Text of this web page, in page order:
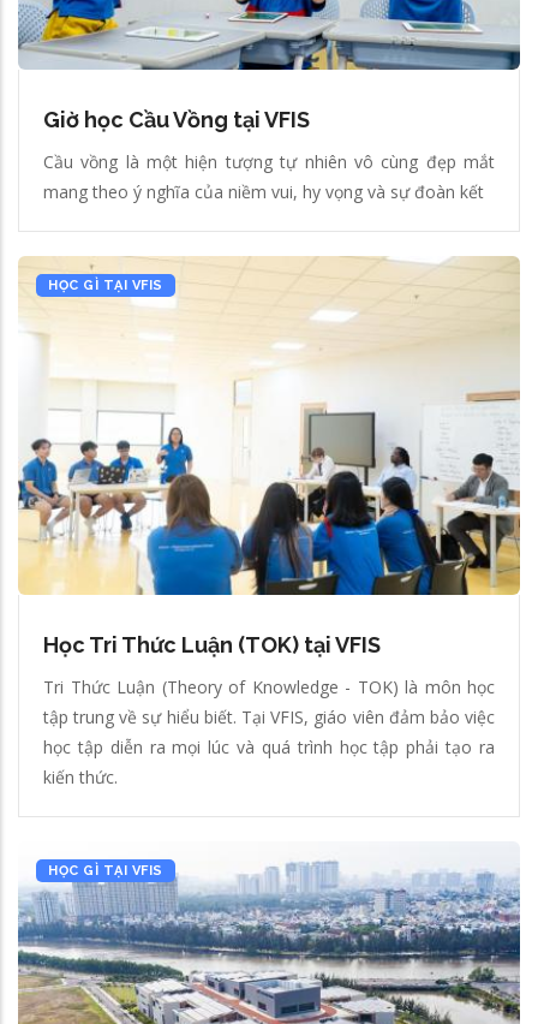
Giờ học Cầu Vồng tại VFIS
Cầu vồng là một hiện tượng tự nhiên vô cùng đẹp mắt
mang theo ý nghĩa của niềm vui, hy vọng và sự đoàn kết
HỌC GÌ TẠI VFIS
Học Tri Thức Luận (TOK) tại VFIS
Tri Thức Luận (Theory of Knowledge - TOK) là môn học
tập trung về sự hiểu biết. Tại VFIS, giáo viên đảm bảo việc
học tập diễn ra mọi lúc và quá trình học tập phải tạo ra
kiến thức.
HỌC GÌ TẠI VFIS